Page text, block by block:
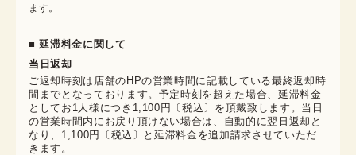
ます。
■ 延滞料金に関して
当日返却
ご返却時刻は店舗のHPの営業時間に記載している最終返却時
間までとなっております。予定時刻を超えた場合、延滞料金
としてお1人様につき1,100円〔税込〕を頂戴致します。当日
の営業時間内にお戻り頂けない場合は、自動的に翌日返却と
なり、1,100円〔税込〕と延滞料金を追加請求させていただ
きます。